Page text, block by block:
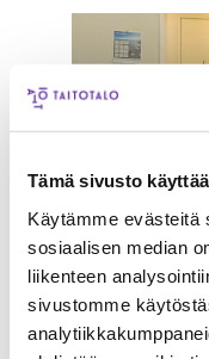
Tämä sivusto
Käytämme evästeitä
sosiaalisen median
liikenteen
sivustomme
Mervi